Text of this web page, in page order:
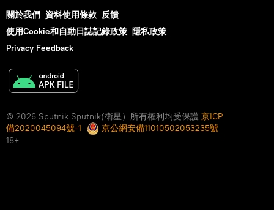
關於我們 資料使用條款 反饋
使用Cookie和自動日誌記錄政策 隱私政策
Privacy Feedback
© 2026 Sputnik Sputnik(衛星）所有權利均受保護 京ICP
備2020045094號-1
京公網安備11010502053235號
18+